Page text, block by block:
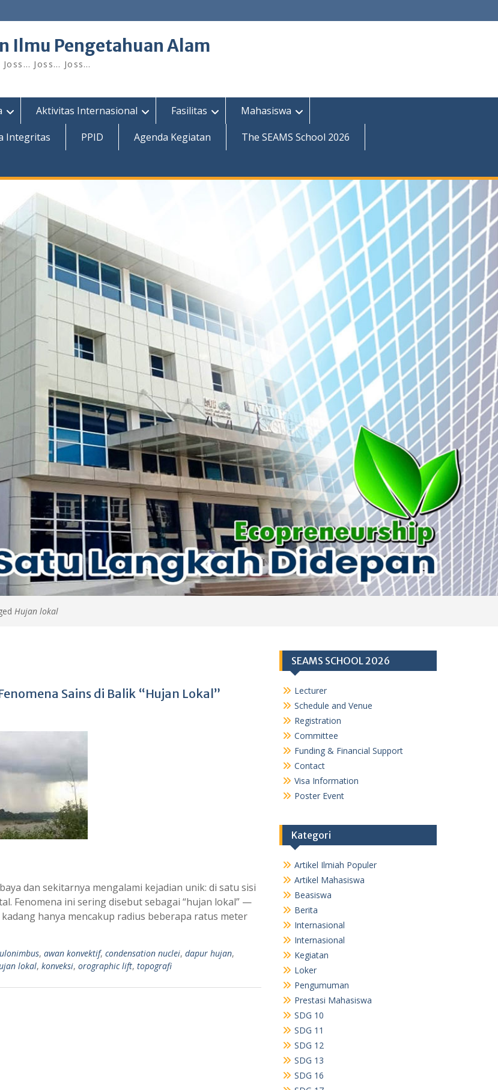
Ilmu Pengetahuan Alam
Joss… Joss…
Aktivitas Internasional Fasilitas
Mahasiswa
Integritas PPID Agenda Kegiatan
The SEAMS School 2026
Hujan lokal
Sains di Balik “Hujan Lokal”
dan sekitarnya mengalami kejadian unik: di satu sisi
Fenomena ini sering disebut sebagai “hujan lokal” —
hanya mencakup radius beberapa ratus meter
, awan konvektif, condensation nuclei, dapur hujan,
lokal, konveksi, orographic lift, topografi
SEAMS SCHOOL 2026
Lecturer
Schedule and Venue
Registration
Committee
Funding & Financial Support
Contact
Visa Information
Poster Event
Kategori
Artikel Ilmiah Populer
Artikel Mahasiswa
Beasiswa
Berita
Internasional
Internasional
Kegiatan
Loker
Pengumuman
Prestasi Mahasiswa
SDG 10
SDG 11
SDG 12
SDG 13
SDG 16